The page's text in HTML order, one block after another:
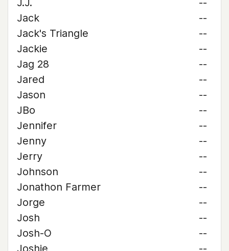
J.J.
--
Jack
--
Jack's Triangle
--
Jackie
--
Jag 28
--
Jared
--
Jason
--
JBo
--
Jennifer
--
Jenny
--
Jerry
--
Johnson
--
Jonathon Farmer
--
Jorge
--
Josh
--
Josh-O
--
Joshie
--